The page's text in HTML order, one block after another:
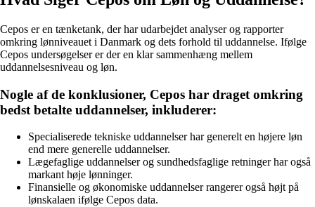
Cepos er en tænketank, der har udarbejdet analyser og rapporter
omkring lønniveauet i Danmark og dets forhold til uddannelse. Ifølge
Cepos undersøgelser er der en klar sammenhæng mellem
uddannelsesniveau og løn.
Nogle af de konklusioner, Cepos har draget omkring
bedst betalte uddannelser, inkluderer:
Specialiserede tekniske uddannelser har generelt en højere løn
end mere generelle uddannelser.
Lægefaglige uddannelser og sundhedsfaglige retninger har også
markant høje lønninger.
Finansielle og økonomiske uddannelser rangerer også højt på
lønskalaen ifølge Cepos data.